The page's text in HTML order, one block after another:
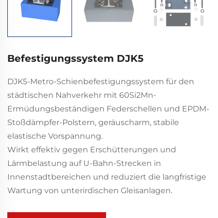
Befestigungssystem DJK5
DJK5-Metro-Schienbefestigungssystem für den
städtischen Nahverkehr mit 60Si2Mn-
Ermüdungsbeständigen Federschellen und EPDM-
Stoßdämpfer-Polstern, geräuscharm, stabile
elastische Vorspannung.
Wirkt effektiv gegen Erschütterungen und
Lärmbelastung auf U-Bahn-Strecken in
Innenstadtbereichen und reduziert die langfristige
Wartung von unterirdischen Gleisanlagen.